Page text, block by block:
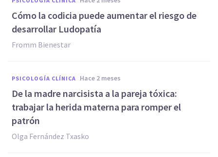
Cómo la codicia puede aumentar el riesgo de
desarrollar Ludopatía
Fromm Bienestar
PSICOLOGÍA CLÍNICA hace 2 meses
De la madre narcisista a la pareja tóxica:
trabajar la herida materna para romper el
patrón
Olga Fernández Txasko